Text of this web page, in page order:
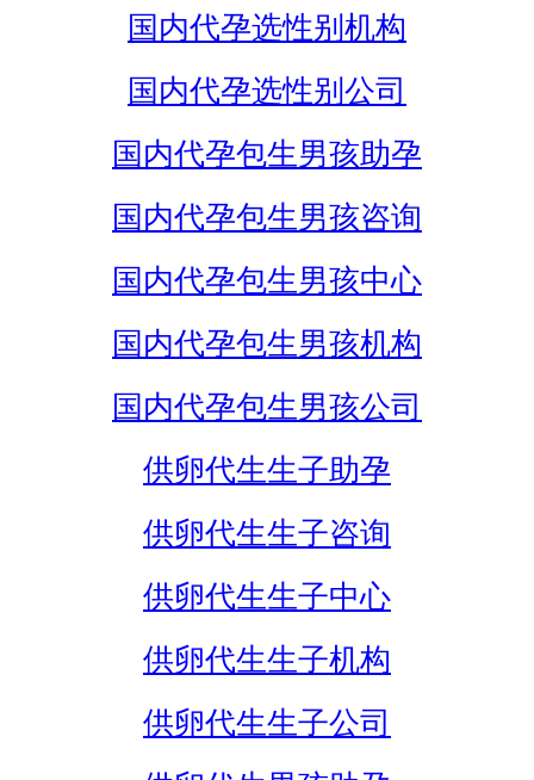
国内代孕选性别机构
国内代孕选性别公司
国内代孕包生男孩助孕
国内代孕包生男孩咨询
国内代孕包生男孩中心
国内代孕包生男孩机构
国内代孕包生男孩公司
供卵代生生子助孕
供卵代生生子咨询
供卵代生生子中心
供卵代生生子机构
供卵代生生子公司